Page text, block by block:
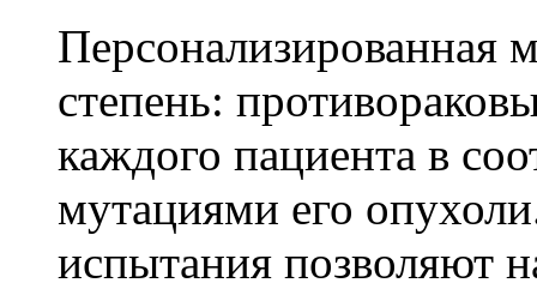
Персонализированная
степень:
каждого пациента в
мутациями его
испытания позволяют